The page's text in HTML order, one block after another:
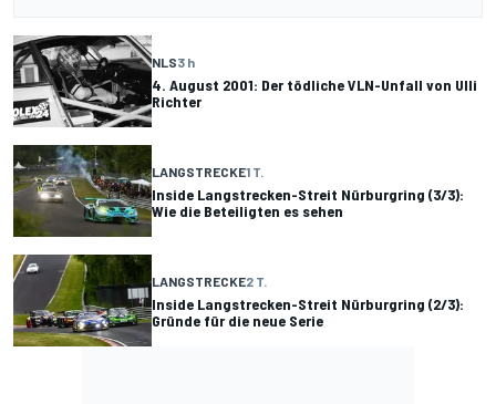
NLS3 h
4. August 2001: Der tödliche VLN-Unfall von Ulli
Richter
LANGSTRECKE1 T.
Inside Langstrecken-Streit Nürburgring (3/3):
Wie die Beteiligten es sehen
LANGSTRECKE2 T.
Inside Langstrecken-Streit Nürburgring (2/3):
Gründe für die neue Serie